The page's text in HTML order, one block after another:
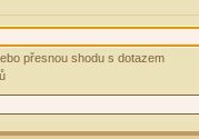
přesnou shodu s dotazem